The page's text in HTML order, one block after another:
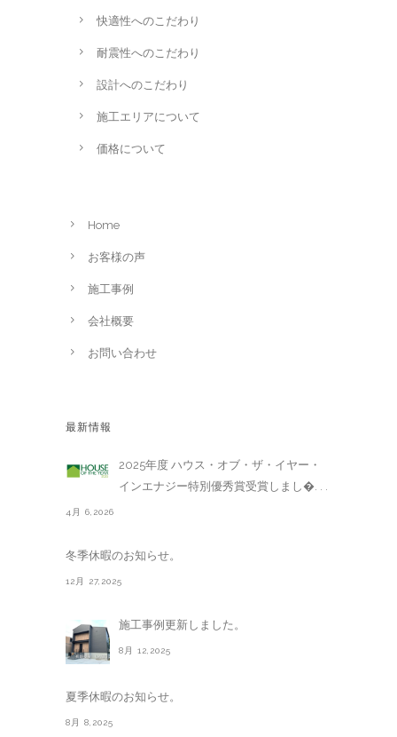
快適性へのこだわり
耐震性へのこだわり
設計へのこだわり
施工エリアについて
価格について
Home
お客様の声
施工事例
会社概要
お問い合わせ
最新情報
2025年度 ハウス・オブ・ザ・イヤー・
インエナジー特別優秀賞受賞しまし�. . .
4月 6,2026
冬季休暇のお知らせ。
12月 27,2025
施工事例更新しました。
8月 12,2025
夏季休暇のお知らせ。
8月 8,2025